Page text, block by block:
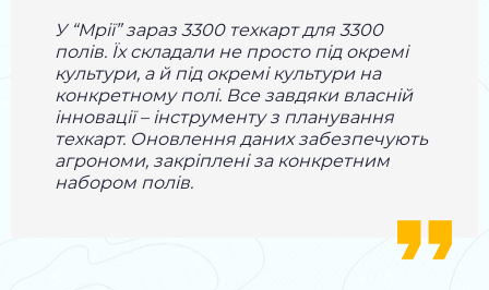
У “Мрії” зараз 3300 техкарт для 3300
полів. Їх складали не просто під окремі
культури, а й під окремі культури на
конкретному полі. Все завдяки власній
інновації – інструменту з планування
техкарт. Оновлення даних забезпечують
агрономи, закріплені за конкретним
набором полів.